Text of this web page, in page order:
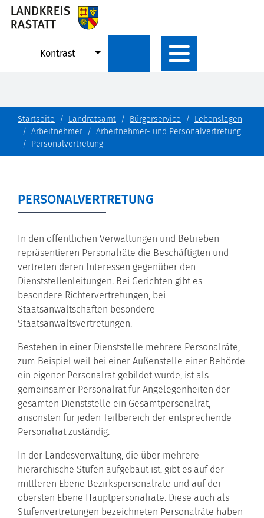
Kontrast
Startseite Landratsamt Bürgerservice
Lebenslagen
Arbeitnehmer
Arbeitnehmer- und Personalvertretung
Personalvertretung
PERSONALVERTRETUNG
In den öffentlichen Verwaltungen und Betrieben
repräsentieren Personalräte die Beschäftigten und
vertreten deren Interessen gegenüber den
Dienststellenleitungen. Bei Gerichten gibt es
besondere Richtervertretungen, bei
Staatsanwaltschaften besondere
Staatsanwaltsvertretungen.
Bestehen in einer Dienststelle mehrere Personalräte,
zum Beispiel weil bei einer Außenstelle einer Behörde
ein eigener Personalrat gebildet wurde, ist als
gemeinsamer Personalrat für Angelegenheiten der
gesamten Dienststelle ein Gesamtpersonalrat,
ansonsten für jeden Teilbereich der entsprechende
Personalrat zuständig.
In der Landesverwaltung, die über mehrere
hierarchische Stufen aufgebaut ist, gibt es auf der
mittleren Ebene Bezirkspersonalräte und auf der
obersten Ebene Hauptpersonalräte. Diese auch als
Stufenvertretungen bezeichneten Personalräte haben